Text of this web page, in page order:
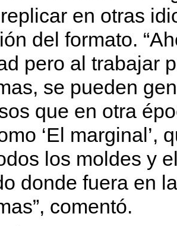
en otras
del formato.
pero al trabajar
se pueden
que en otra
‘El marginal’,
los moldes y
donde fuera en
comentó.